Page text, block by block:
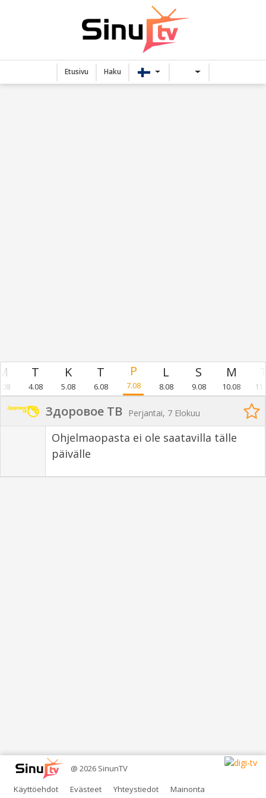
Etusivu Haku
4.08 5.08 6.08 7.08 8.08 9.08 10.08
Здоровое ТВ Perjantai, 7 Elokuu
Ohjelmaopasta ei ole saatavilla tälle
päivälle
@ 2026 SinunTV
Käyttöehdot
Evästeet Yhteystiedot Mainonta